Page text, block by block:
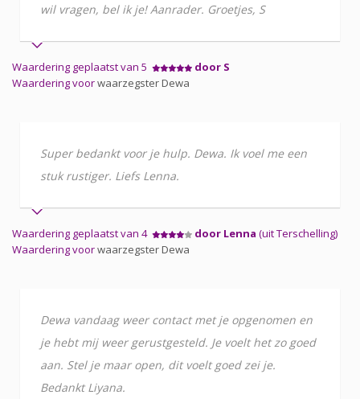
wil vragen, bel ik je! Aanrader. Groetjes, S
Waardering geplaatst van 5
door S
Waardering voorwaarzegster Dewa
Super bedankt voor je hulp. Dewa. Ik voel me een
stuk rustiger. Liefs Lenna.
Waardering geplaatst van 4 door Lenna (uit Terschelling)
Waardering voorwaarzegster Dewa
Dewa vandaag weer contact met je opgenomen en
je hebt mij weer gerustgesteld. Je voelt het zo goed
aan. Stel je maar open, dit voelt goed zei je.
Bedankt Liyana.